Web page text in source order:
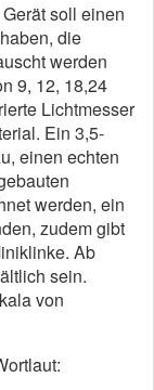
soll einen
die
werden
9, 12, 18,24
Lichtmesser
Ein 3,5-
einen echten
werden, ein
zudem gibt
Ab
sein.
von